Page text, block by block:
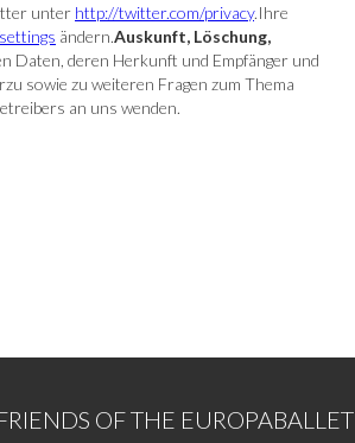
unter http://twitter.com/privacy.Ihre
ändern.Auskunft, Löschung,
Daten, deren Herkunft und Empfänger und
sowie zu weiteren Fragen zum Thema
an uns wenden.
OF THE EUROPABALLET